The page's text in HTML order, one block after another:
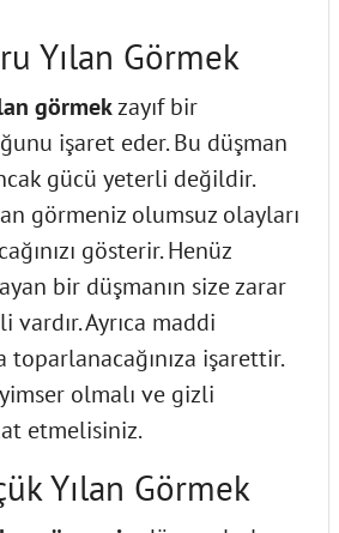
Yılan Görmek
görmekzayıf bir
işaret eder. Bu düşman
gücü yeterli değildir.
görmeniz olumsuz olayları
gösterir. Henüz
bir düşmanın size zarar
Ayrıca maddi
toparlanacağınıza işarettir.
olmalı ve gizli
etmelisiniz.
Yılan Görmek